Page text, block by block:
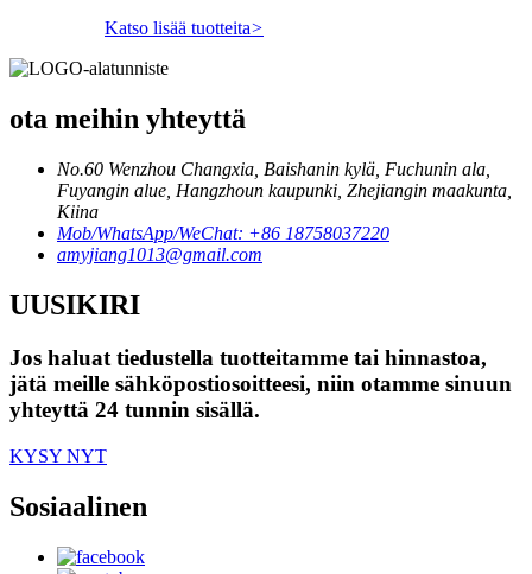
Katso lisää tuotteita>
ota meihin yhteyttä
No.60 Wenzhou Changxia, Baishanin kylä, Fuchunin ala,
Fuyangin alue, Hangzhoun kaupunki, Zhejiangin maakunta,
Kiina
Mob/WhatsApp/WeChat: +86 18758037220
amyjiang1013@gmail.com
UUSIKIRI
Jos haluat tiedustella tuotteitamme tai hinnastoa,
jätä meille sähköpostiosoitteesi, niin otamme sinuun
yhteyttä 24 tunnin sisällä.
KYSY NYT
Sosiaalinen